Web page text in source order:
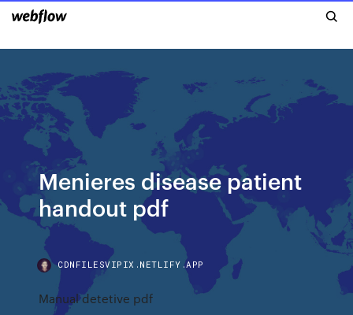
Menieres disease patient
handout pdf
CDNFILESVIPIX.NETLIFY.APP
Manual detetive pdf